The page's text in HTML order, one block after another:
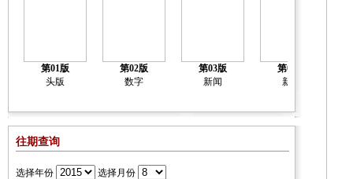
第01版
头版
第02版
数字
第03版
新闻
第04版
新闻
往期查询
选择年份 选择月份